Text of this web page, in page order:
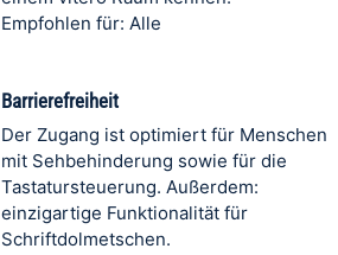
Empfohlen für: Alle
Barrierefreiheit
Der Zugang ist optimiert für Menschen
mit Sehbehinderung sowie für die
Tastatursteuerung. Außerdem:
einzigartige Funktionalität für
Schriftdolmetschen.